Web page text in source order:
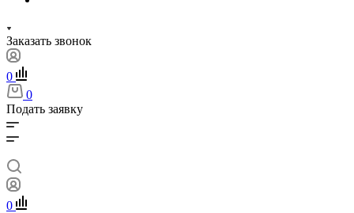
Заказать звонок
0
0
Подать заявку
0